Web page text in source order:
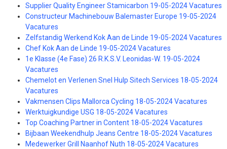
Supplier Quality Engineer Stamicarbon 19-05-2024 Vacatures
Constructeur Machinebouw Balemaster Europe 19-05-2024
Vacatures
Zelfstandig Werkend Kok Aan de Linde 19-05-2024 Vacatures
Chef Kok Aan de Linde 19-05-2024 Vacatures
1e Klasse (4e Fase) 26 R.K.S.V. Leonidas-W. 19-05-2024
Vacatures
Chemelot en Verlenen Snel Hulp Sitech Services 18-05-2024
Vacatures
Vakmensen Clips Mallorca Cycling 18-05-2024 Vacatures
Werktuigkundige USG 18-05-2024 Vacatures
Top Coaching Partner in Content 18-05-2024 Vacatures
Bijbaan Weekendhulp Jeans Centre 18-05-2024 Vacatures
Medewerker Grill Naanhof Nuth 18-05-2024 Vacatures